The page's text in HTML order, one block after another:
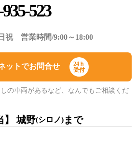
523
祝 営業時間/9:00～18:00
ットでお問合せ
24ｈ
受付
の車両があるなど、なんでもご相談くだ
】 城野(シロノ)まで